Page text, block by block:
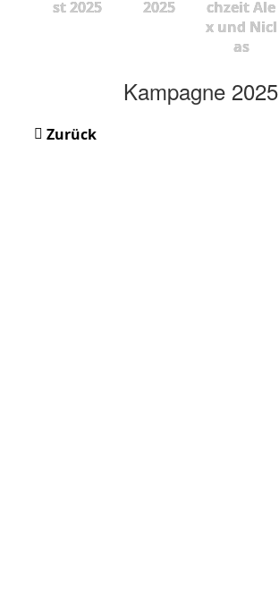
st 2025
2025
chzeit Ale
x und Nicl
as
Kampagne 2025
Zurück